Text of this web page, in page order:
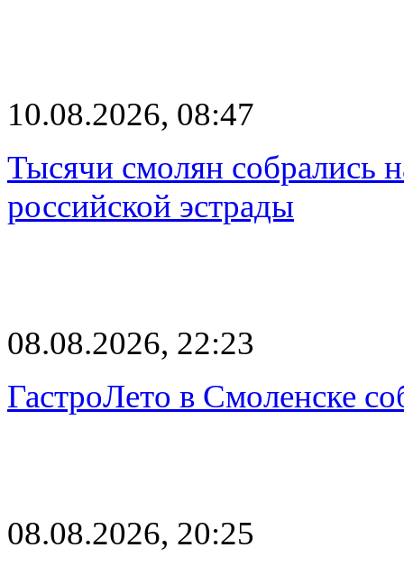
10.08.2026, 08:47
Тысячи смолян собрались
российской эстрады
08.08.2026, 22:23
ГастроЛето в Смоленске
08.08.2026, 20:25